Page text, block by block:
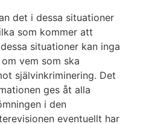
det i dessa situationer
som kommer att
situationer kan inga
vem som ska
självinkriminering. Det
ges åt alla
i den
eventuellt har